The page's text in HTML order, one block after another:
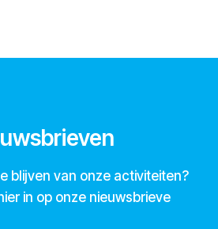
blijven van onze activiteiten?
in op onze nieuwsbrieve